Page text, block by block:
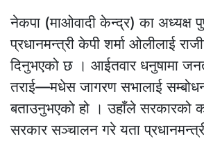
नेकपा (माओवादी केन्द्र) का अध्यक्ष
प्रधानमन्त्री केपी शर्मा ओलीलाई
दिनुभएको छ । आईतवार धनुषामा
तराई—मधेस जागरण सभालाई
बताउनुभएको हो । उहाँले सरकारको
सरकार सञ्चालन गरे यता